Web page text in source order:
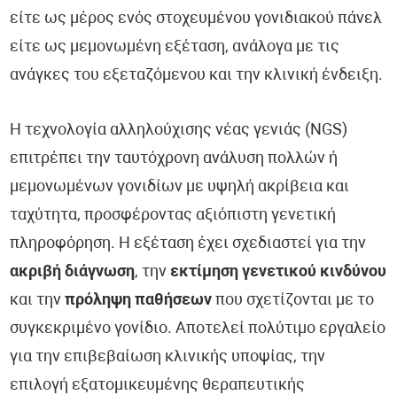
είτε ως μέρος ενός στοχευμένου γονιδιακού πάνελ
είτε ως μεμονωμένη εξέταση, ανάλογα με τις
ανάγκες του εξεταζόμενου και την κλινική ένδειξη.
Η τεχνολογία αλληλούχισης νέας γενιάς (NGS)
επιτρέπει την ταυτόχρονη ανάλυση πολλών ή
μεμονωμένων γονιδίων με υψηλή ακρίβεια και
ταχύτητα, προσφέροντας αξιόπιστη γενετική
πληροφόρηση. Η εξέταση έχει σχεδιαστεί για την
ακριβή διάγνωση, τηνεκτίμηση γενετικού κινδύνου
και τηνπρόληψη παθήσεων που σχετίζονται με το
συγκεκριμένο γονίδιο. Αποτελεί πολύτιμο εργαλείο
για την επιβεβαίωση κλινικής υποψίας, την
επιλογή εξατομικευμένης θεραπευτικής